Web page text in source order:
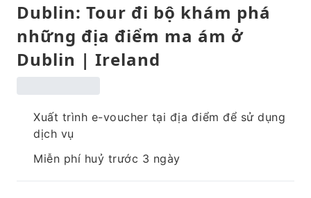
Dublin: Tour đi bộ khám phá
những địa điểm ma ám ở
Dublin | Ireland
Xuất trình e-voucher tại địa điểm để sử dụng
dịch vụ
Miễn phí huỷ trước 3 ngày